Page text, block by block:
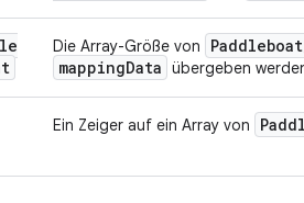
Die Array-Größe von Paddleboat
mappingData übergeben
Ein Zeiger auf ein Array von